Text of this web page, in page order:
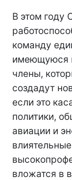
В этом году
команду
имеющуюся
члены,
создадут
если это
политики,
авиации и
вложатся в